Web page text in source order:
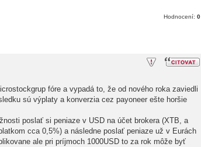
Hodnocení: 0
fóre a vypadá to, že od nového roka zaviedli
sú výplaty a konverzia cez payoneer ešte horšie
poslať si peniaze v USD na účet brokera (XTB, a
cca 0,5%) a následne poslať peniaze už v Eurách
ale pri príjmoch 1000USD to za rok môže byť